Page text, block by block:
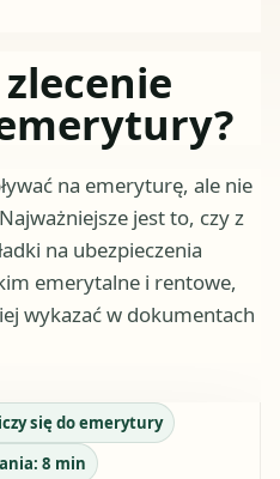
na emeryturę, ale nie
jest to, czy z
na ubezpieczenia
emerytalne i rentowe,
wykazać w dokumentach
się do emerytury
8 min